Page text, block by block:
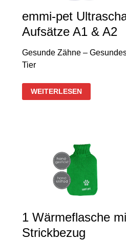
emmi-pet
Aufsätze A1 & A2
Gesunde Zähne –
Tier
EMMI-
PET
ULTRASCHALL
WEITERLESEN
1 Wärmeflasche
Strickbezug